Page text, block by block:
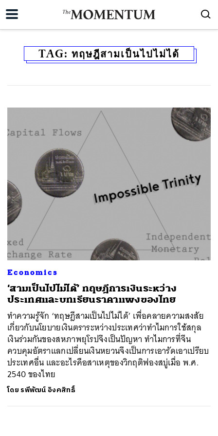
TAG: ทฤษฎีสามเป็นไปไม่ได้
Economics
‘สามเป็นไปไม่ได้’ ทฤษฎีการเงินระหว่าง
ประเทศและบทเรียนราคาแพงของไทย
ทำความรู้จัก ‘ทฤษฎีสามเป็นไปไม่ได้’ เพื่อคลายความสงสัย
เกี่ยวกับนโยบายเงินตราระหว่างประเทศว่าทำไมการใช้สกุล
เงินร่วมกันของสหภาพยุโรปจึงเป็นปัญหา ทำไมการที่จีน
ควบคุมอัตราแลกเปลี่ยนเงินหยวนจึงเป็นการเอารัดเอาเปรียบ
ประเทศอื่น และอะไรคือสาเหตุของวิกฤติฟองสบู่เมื่อ พ.ศ.
2540 ของไทย
โดย รพีพัฒน์ อิงคสิทธิ์
ค้นหา
SHARE